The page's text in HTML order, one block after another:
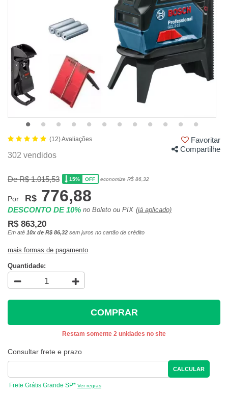
(12) Avaliações
Favoritar
302 vendidos
Compartilhe
De R$ 1.015,53 15% OFF economize R$ 86,32
Por R$ 776,88
DESCONTO DE 10% no Boleto ou PIX (já aplicado)
R$ 863,20
Em até 10x de R$ 86,32 sem juros no cartão de crédito
mais formas de pagamento
Quantidade:
COMPRAR
Restam somente 2 unidades no site
Consultar frete e prazo
CALCULAR
Frete Grátis Grande SP* Ver regras